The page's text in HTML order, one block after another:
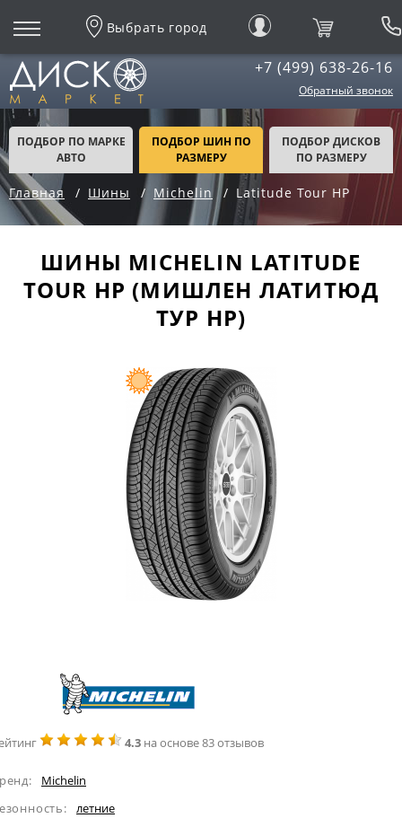
Выбрать город
+7 (499) 638-26-16
Обратный звонок
ПОДБОР ПО МАРКЕ
АВТО
ПОДБОР ШИН ПО
РАЗМЕРУ
ПОДБОР ДИСКОВ
ПО РАЗМЕРУ
Главная Шины Michelin Latitude Tour HP
ШИНЫ MICHELIN LATITUDE
TOUR HP (МИШЛЕН ЛАТИТЮД
ТУР НР)
4.3 на основе 83 отзывов
Michelin
летние